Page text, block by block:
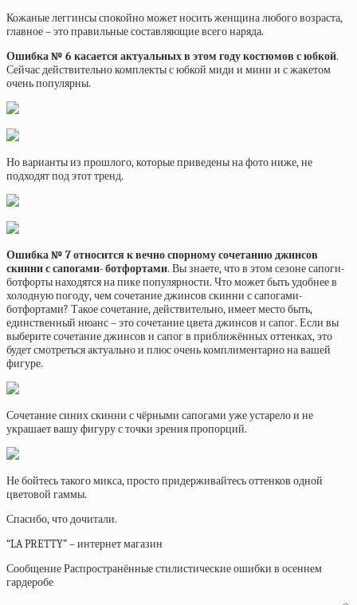
Кожаные леггинсы спокойно может носить женщина любого возраста,
главное – это правильные составляющие всего наряда.
Ошибка № 6 касается актуальных в этом году костюмов с юбкой.
Сейчас действительно комплекты с юбкой миди и мини и с жакетом
очень популярны.
Но варианты из прошлого, которые приведены на фото ниже, не
подходят под этот тренд.
Ошибка № 7 относится к вечно спорному сочетанию джинсов
скинни с сапогами- ботфортами. Вы знаете, что в этом сезоне сапоги-
ботфорты находятся на пике популярности. Что может быть удобнее в
холодную погоду, чем сочетание джинсов скинни с сапогами-
ботфортами? Такое сочетание, действительно, имеет место быть,
единственный нюанс – это сочетание цвета джинсов и сапог. Если вы
выберите сочетание джинсов и сапог в приближённых оттенках, это
будет смотреться актуально и плюс очень комплиментарно на вашей
фигуре.
Сочетание синих скинни с чёрными сапогами уже устарело и не
украшает вашу фигуру с точки зрения пропорций.
Не бойтесь такого микса, просто придерживайтесь оттенков одной
цветовой гаммы.
Спасибо, что дочитали.
“LA PRETTY” – интернет магазин
Сообщение Распространённые стилистические ошибки в осеннем
гардеробе